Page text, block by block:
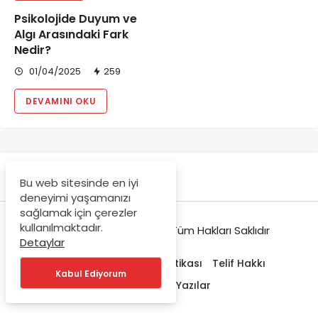
Psikolojide Duyum ve
Algı Arasındaki Fark
Nedir?
01/04/2025 259
DEVAMINI OKU
© Copyright 2021-2022, Tüm Hakları Saklıdır
Gizlilik Politikası
Telif Hakkı
Trendlerdeki Yazılar
Bu web sitesinde en iyi
deneyimi yaşamanızı
sağlamak için çerezler
kullanılmaktadır.
Detaylar
Kabul Ediyorum